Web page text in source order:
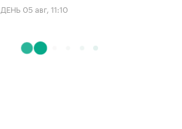
ДЕНЬ 05 авг, 11:10